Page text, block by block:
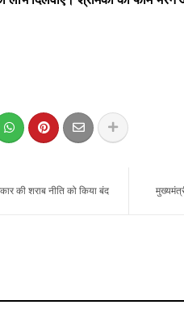
की शराब नीति को किया बंद